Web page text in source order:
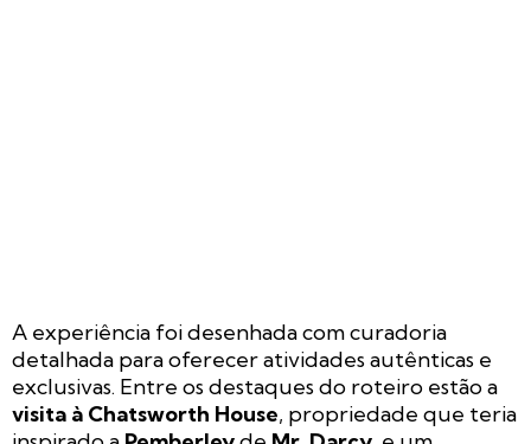
A experiência foi desenhada com curadoria
detalhada para oferecer atividades autênticas e
exclusivas. Entre os destaques do roteiro estão a
visita à Chatsworth House, propriedade que teria